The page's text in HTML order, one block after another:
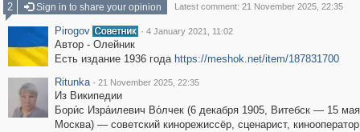
2
Sign in to share your opinion Latest comment: 21 November 2025, 22:35
Pirogov · 4 January 2021, 11:02
Автор - Олейник
Есть издание 1936 года https://meshok.net/item/187831700
Ritunka · 21 November 2025, 22:35
Из Википедии
Бори́с Изра́илевич Во́лчек (6 декабря 1905, Витебск — 15
Москва) — советский кинорежиссёр, сценарист, кинооператор